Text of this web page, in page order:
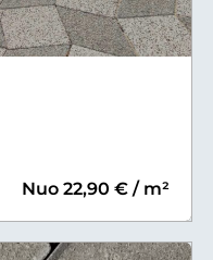
Nuo 22,90 € / m²